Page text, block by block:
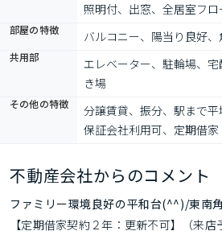
照明付、出窓、全居室フ
部屋の特徴 バルコニー、陽当り良好
共用部
エレベーター、駐輪場、
き場
その他の特徴
分譲賃貸、振分、駅まで平
保証会社利用可、定期借家
不動産会社からのコメント
ファミリー環境良好の平和台(^^)/東南
【定期借家契約２年：更新不可】（来店